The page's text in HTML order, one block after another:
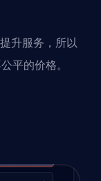
升服务，所以
平的价格。